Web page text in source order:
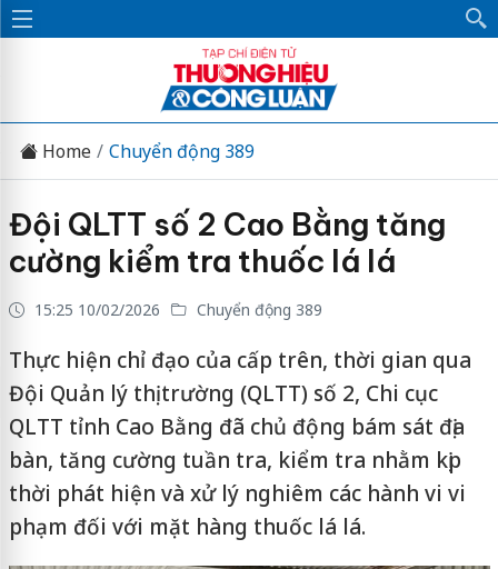
Home Chuyển động 389
Đội QLTT số 2 Cao Bằng tăng
cường kiểm tra thuốc lá lá
15:25 10/02/2026 Chuyển động 389
Thực hiện chỉ đạo của cấp trên, thời gian qua
Đội Quản lý thị trường (QLTT) số 2, Chi cục
QLTT tỉnh Cao Bằng đã chủ động bám sát địa
bàn, tăng cường tuần tra, kiểm tra nhằm kịp
thời phát hiện và xử lý nghiêm các hành vi vi
phạm đối với mặt hàng thuốc lá lá.